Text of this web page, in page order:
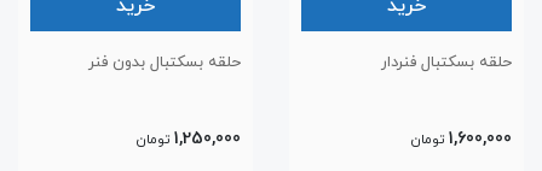
خرید
حلقه بسکتبال فنردار
1,600,000 تومان
خرید
حلقه بسکتبال بدون فنر
1,250,000 تومان